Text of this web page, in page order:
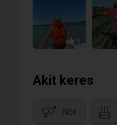
9
Akit keres
Nőt